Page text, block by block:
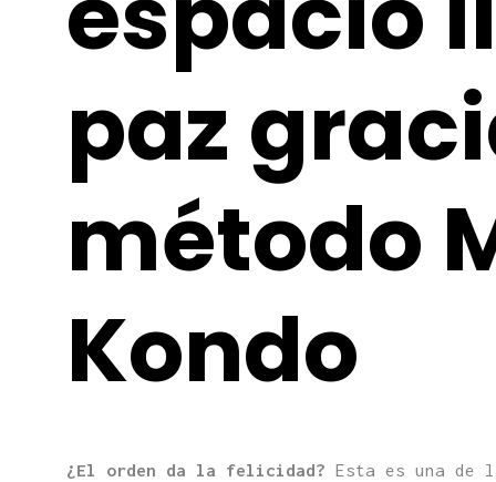
paz
método
Kondo
¿El orden da la felicidad? Esta es una de